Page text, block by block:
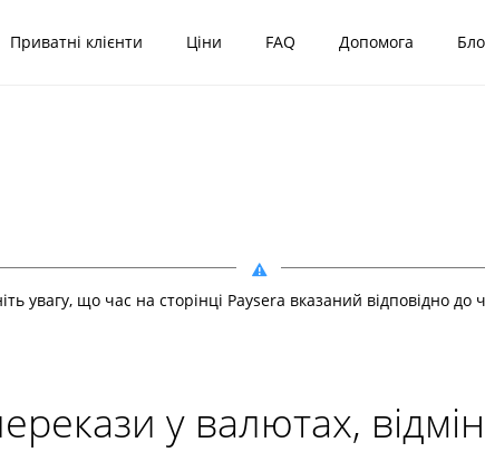
Приватні клієнти Ціни FAQ Допомога
увагу, що час на сторінці Paysera вказаний відповідно до
у валютах,